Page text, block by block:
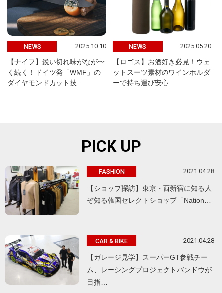
NEWS 2025.10.10
【ナイフ】鋭い切れ味がなが〜
く続く！ドイツ発「WMF」の
ダイヤモンドカット技…
NEWS 2025.05.20
【ロゴス】お酒好き必見！ウェ
ットスーツ素材のワインホルダ
ーで持ち運び安心
PICK UP
FASHION 2021.04.28
【ショップ探訪】東京・西新宿に知る人
ぞ知る韓国セレクトショップ「Nation…
CAR & BIKE 2021.04.28
【ガレージ見学】スーパーGT参戦チー
ム、レーシングプロジェクトバンドウが
目指…